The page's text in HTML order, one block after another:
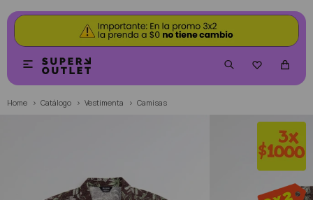


Home Catálogo Vestimenta Camisas